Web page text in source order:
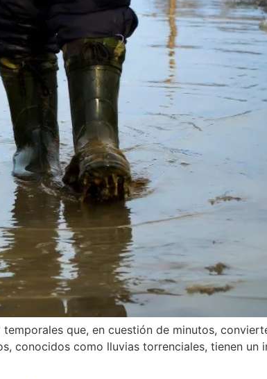
que, en cuestión de minutos,
conocidos como lluvias torrenciales, tienen un